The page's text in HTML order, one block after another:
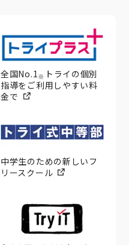
全国No.1※ トライの個別
指導をご利用しやすい料
金で
中学生のための新しいフ
リースクール